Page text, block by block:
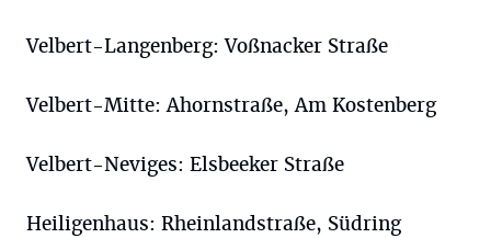
Velbert-Langenberg: Voßnacker Straße
Velbert-Mitte: Ahornstraße, Am Kostenberg
Velbert-Neviges: Elsbeeker Straße
Heiligenhaus: Rheinlandstraße, Südring